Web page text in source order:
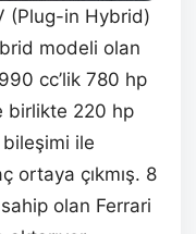
(Plug-in Hybrid)
modeli olan
cc’lik 780 hp
birlikte 220 hp
bileşimi ile
ortaya çıkmış. 8
olan Ferrari